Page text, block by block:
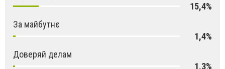
15,4%
За майбутнє
1,4%
Доверяй делам
1,3%